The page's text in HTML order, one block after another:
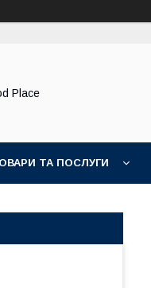
Place
ТА ПОСЛУГИ